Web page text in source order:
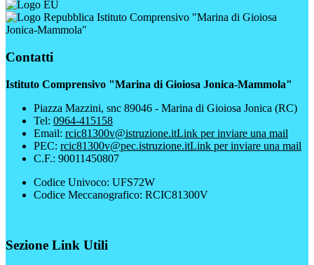
Istituto Comprensivo "Marina di Gioiosa
Jonica-Mammola"
Contatti
Istituto Comprensivo "Marina di Gioiosa Jonica-Mammola"
Piazza Mazzini, snc 89046 - Marina di Gioiosa Jonica (RC)
Tel: 0964-415158
Email: rcic81300v@istruzione.itLink per inviare una mail
PEC: rcic81300v@pec.istruzione.itLink per inviare una mail
C.F.: 90011450807
Codice Univoco: UFS72W
Codice Meccanografico: RCIC81300V
Sezione Link Utili